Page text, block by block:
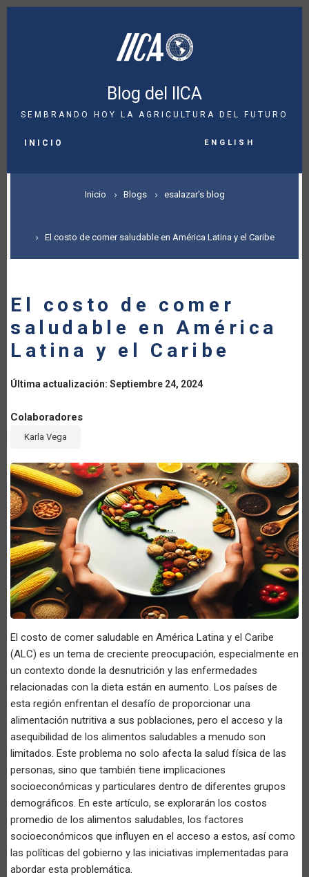
Pasar
Blog del IICA
SEMBRANDO HOY LA AGRICULTURA DEL FUTURO
NAVIGATION
INICIO English
SOBRESCRIBIR
DE
A
LA
NAVEGACIÓN
Inicio Blogs esalazar's blog
El costo de comer saludable en América Latina y el Caribe
El costo de comer
saludable en América
Latina y el Caribe
Última actualización: Septiembre 24, 2024
Colaboradores
Karla Vega
El costo de comer saludable en América Latina y el Caribe
(ALC) es un tema de creciente preocupación, especialmente en
un contexto donde la desnutrición y las enfermedades
relacionadas con la dieta están en aumento. Los países de
esta región enfrentan el desafío de proporcionar una
alimentación nutritiva a sus poblaciones, pero el acceso y la
asequibilidad de los alimentos saludables a menudo son
limitados. Este problema no solo afecta la salud física de las
personas, sino que también tiene implicaciones
socioeconómicas y particulares dentro de diferentes grupos
demográficos. En este artículo, se explorarán los costos
promedio de los alimentos saludables, los factores
socioeconómicos que influyen en el acceso a estos, así como
las políticas del gobierno y las iniciativas implementadas para
abordar esta problemática.